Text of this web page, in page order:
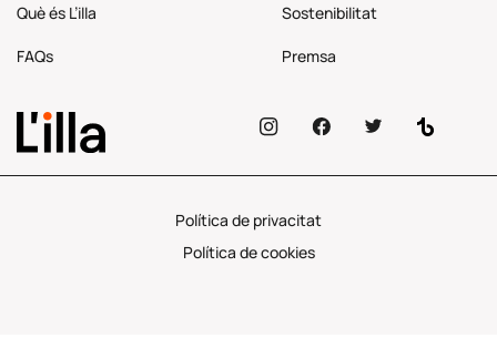
Què és L’illa Sostenibilitat
FAQs Premsa
Política de privacitat
Política de cookies